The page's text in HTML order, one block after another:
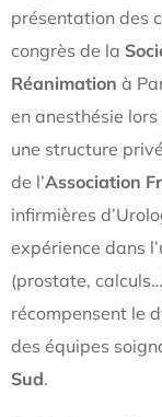
présentation des
congrès de la
Réanimation à
en anesthésie
une structure
de l’Association
infirmières
expérience dans
(prostate,
récompensent le
des équipes
Sud.